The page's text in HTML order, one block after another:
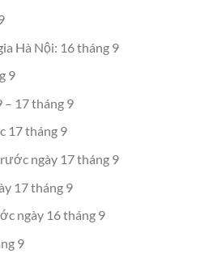
Hà Nội: 16 tháng 9
9
– 17 tháng 9
17 tháng 9
ngày 17 tháng 9
17 tháng 9
ngày 16 tháng 9
9